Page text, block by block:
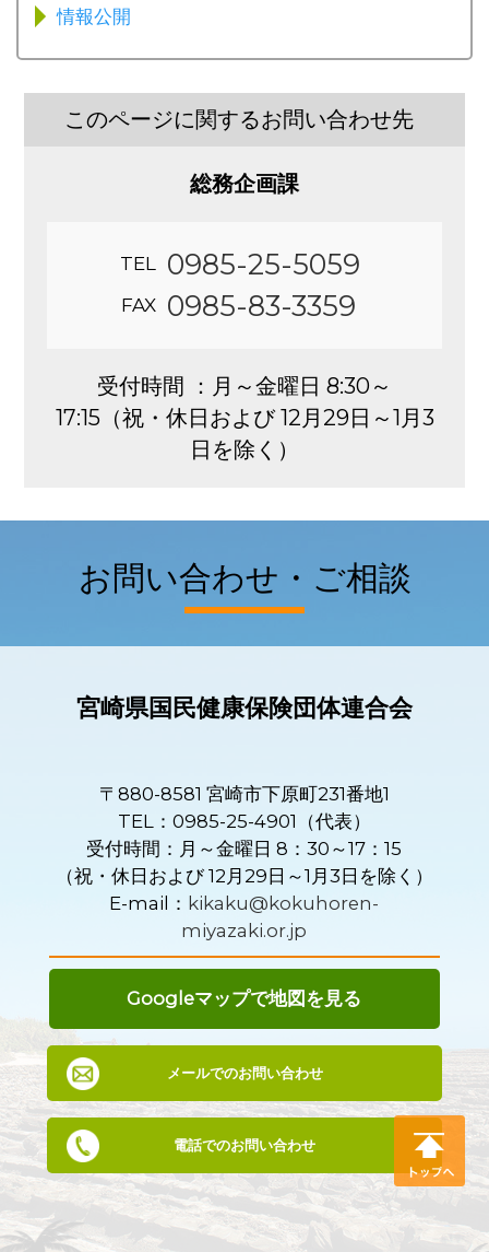
情報公開
このページに関するお問い合わせ先
総務企画課
TEL 0985-25-5059
FAX 0985-83-3359
受付時間 ：月～金曜日 8:30～
17:15（祝・休日および 12月29日～1月3
日を除く）
お問い合わせ・ご相談
宮崎県国民健康保険団体連合会
〒880-8581 宮崎市下原町231番地1
TEL：0985-25-4901（代表）
受付時間：月～金曜日 8：30～17：15
（祝・休日および 12月29日～1月3日を除く）
E-mail： kikaku@kokuhoren-
miyazaki.or.jp
Googleマップで地図を見る
メールでのお問い合わせ
電話でのお問い合わせ